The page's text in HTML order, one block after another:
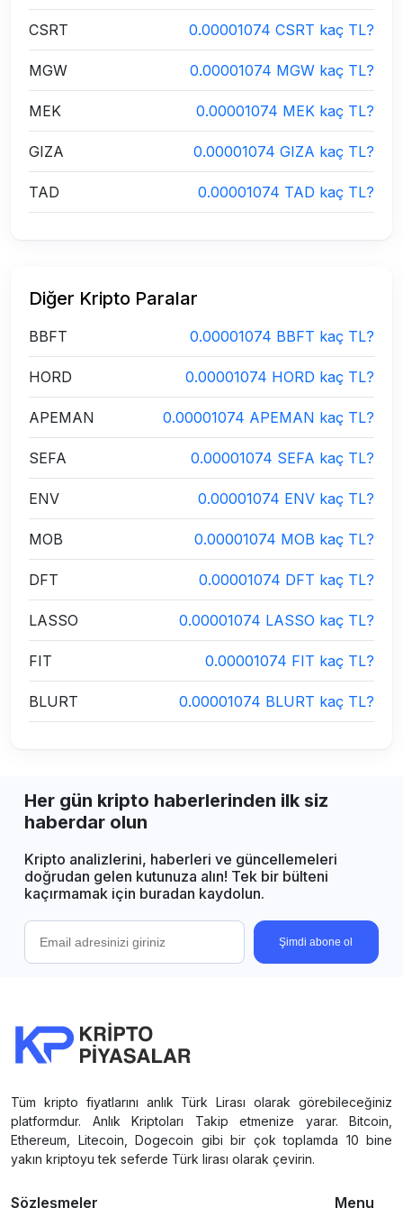
CSRT 0.00001074 CSRT kaç TL?
MGW 0.00001074 MGW kaç TL?
MEK 0.00001074 MEK kaç TL?
GIZA 0.00001074 GIZA kaç TL?
TAD 0.00001074 TAD kaç TL?
Diğer Kripto Paralar
BBFT 0.00001074 BBFT kaç TL?
HORD 0.00001074 HORD kaç TL?
APEMAN 0.00001074 APEMAN kaç TL?
SEFA 0.00001074 SEFA kaç TL?
ENV 0.00001074 ENV kaç TL?
MOB 0.00001074 MOB kaç TL?
DFT 0.00001074 DFT kaç TL?
LASSO 0.00001074 LASSO kaç TL?
FIT 0.00001074 FIT kaç TL?
BLURT 0.00001074 BLURT kaç TL?
Her gün kripto haberlerinden ilk siz
haberdar olun
Kripto analizlerini, haberleri ve güncellemeleri
doğrudan gelen kutunuza alın! Tek bir bülteni
kaçırmamak için buradan kaydolun.
Şimdi abone ol
Tüm kripto fiyatlarını anlık Türk Lirası olarak görebileceğiniz
platformdur. Anlık Kriptoları Takip etmenize yarar. Bitcoin,
Ethereum, Litecoin, Dogecoin gibi bir çok toplamda 10 bine
yakın kriptoyu tek seferde Türk lirası olarak çevirin.
Sözleşmeler Menu